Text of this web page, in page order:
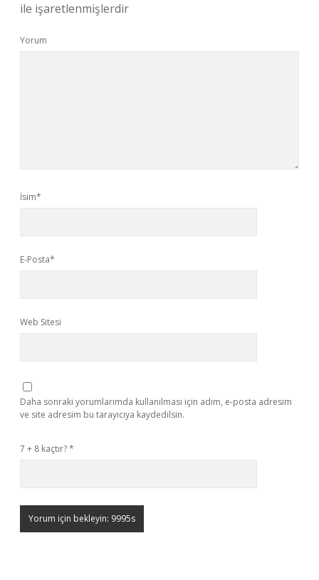
ile işaretlenmişlerdir
Yorum
İsim*
E-Posta*
Web Sitesi
Daha sonraki yorumlarımda kullanılması için adım, e-posta adresim
ve site adresim bu tarayıcıya kaydedilsin.
7 + 8 kaçtır?*